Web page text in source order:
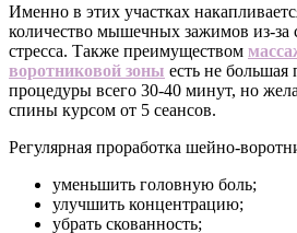
Именно в этих участках
количество мышечных зажимов из-за
стресса. Также преимуществом
воротниковой зоны есть не большая
процедуры всего 30-40 минут, но
спины курсом от 5 сеансов.
Регулярная проработка шейно-
уменьшить головную боль;
улучшить концентрацию;
убрать скованность;